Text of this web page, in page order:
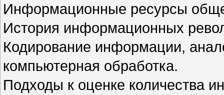
Информационные ресурсы
История информационных
Кодирование информации,
компьютерная обработка.
Подходы к оценке количества